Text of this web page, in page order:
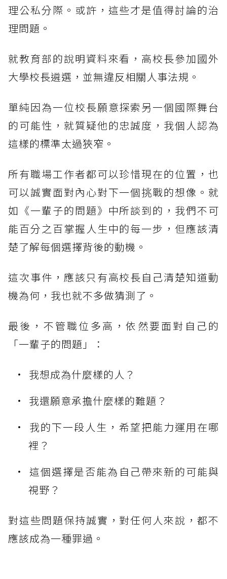
理公私分際。或許，這些才是值得討論的治
理問題。
就教育部的說明資料來看，高校長參加國外
大學校長遴選，並無違反相關人事法規。
單純因為一位校長願意探索另一個國際舞台
的可能性，就質疑他的忠誠度，我個人認為
這樣的標準太過狹窄。
所有職場工作者都可以珍惜現在的位置，也
可以誠實面對內心對下一個挑戰的想像。就
如《一輩子的問題》中所談到的，我們不可
能百分之百掌握人生中的每一步，但應該清
楚了解每個選擇背後的動機。
這次事件，應該只有高校長自己清楚知道動
機為何，我也就不多做猜測了。
最後，不管職位多高，依然要面對自己的
「一輩子的問題」：
我想成為什麼樣的人？
我還願意承擔什麼樣的難題？
我的下一段人生，希望把能力運用在哪
裡？
這個選擇是否能為自己帶來新的可能與
視野？
對這些問題保持誠實，對任何人來說，都不
應該成為一種罪過。